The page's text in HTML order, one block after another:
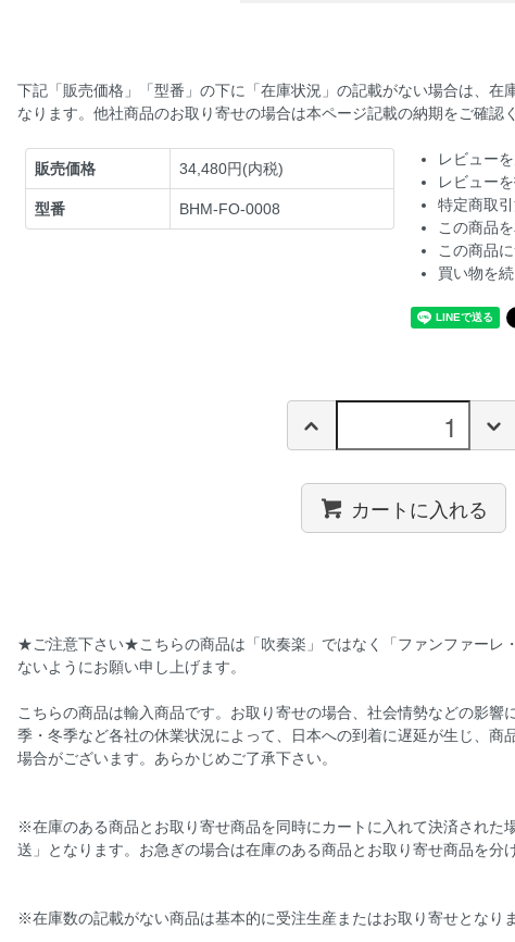
下記「販売価格」「型番」の下に「在庫状況」の記載がない場合は、在
なります。他社商品のお取り寄せの場合は本ページ記載の納期をご確認
販売価格 34,480円(内税)
型番 BHM-FO-0008
レビュー
レビュー
特定商取
この商品
この商品
買い物を
カートに入れる
★ご注意下さい★こちらの商品は「吹奏楽」ではなく「ファンファーレ
ないようにお願い申し上げます。
こちらの商品は輸入商品です。お取り寄せの場合、社会情勢などの影響
季・冬季など各社の休業状況によって、日本への到着に遅延が生じ、商
場合がございます。あらかじめご了承下さい。
※在庫のある商品とお取り寄せ商品を同時にカートに入れて決済された
送」となります。お急ぎの場合は在庫のある商品とお取り寄せ商品を分
※在庫数の記載がない商品は基本的に受注生産またはお取り寄せとなりま